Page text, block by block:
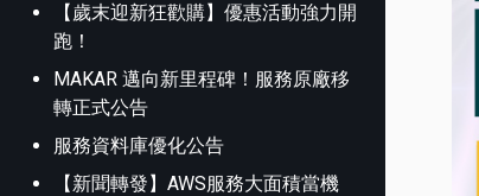
【歲末迎新狂歡購】優惠活動強力開
跑！
MAKAR 邁向新里程碑！服務原廠移
轉正式公告
服務資料庫優化公告
【新聞轉發】AWS服務大面積當機